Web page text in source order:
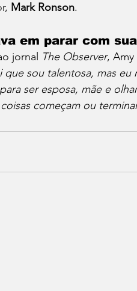
Mark Ronson.
em parar com
jornal The Observer,
que sou talentosa, mas
ser esposa, mãe e
começam ou